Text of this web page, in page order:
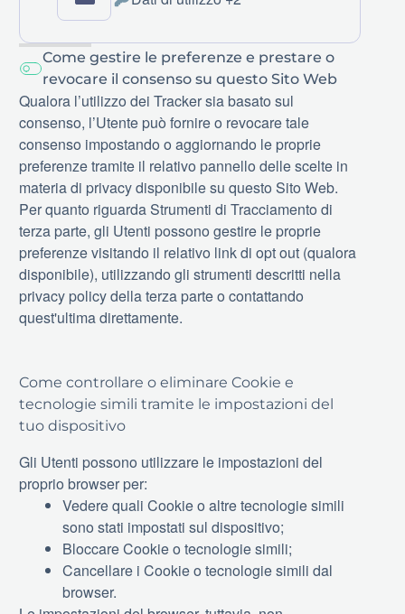
Dati
trattati:
Come gestire le preferenze e prestare o
revocare il consenso su questo Sito Web
Qualora l’utilizzo dei Tracker sia basato sul
consenso, l’Utente può fornire o revocare tale
consenso impostando o aggiornando le proprie
preferenze tramite il relativo pannello delle scelte in
materia di privacy disponibile su questo Sito Web.
Per quanto riguarda Strumenti di Tracciamento di
terza parte, gli Utenti possono gestire le proprie
preferenze visitando il relativo link di opt out (qualora
disponibile), utilizzando gli strumenti descritti nella
privacy policy della terza parte o contattando
quest'ultima direttamente.
Come controllare o eliminare Cookie e
tecnologie simili tramite le impostazioni del
tuo dispositivo
Gli Utenti possono utilizzare le impostazioni del
proprio browser per:
Vedere quali Cookie o altre tecnologie simili
sono stati impostati sul dispositivo;
Bloccare Cookie o tecnologie simili;
Cancellare i Cookie o tecnologie simili dal
browser.